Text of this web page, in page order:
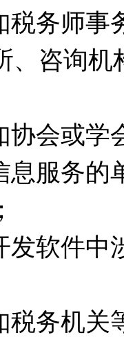
务师事
、咨询
会或学
服务的
软件中
务机关